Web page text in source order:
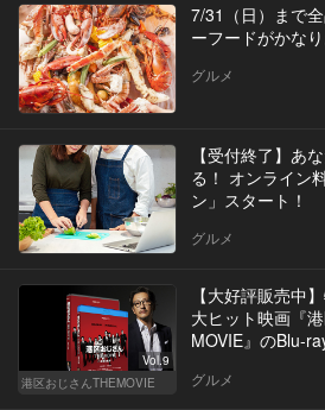
7/31（日）まで
ーフードがかなり
グルメ
【受付終了】あ
る！ オンライン
ン」スタート！
グルメ
Vol.9
港区おじさんTHEMOVIE
【大好評販売中
大ヒット映画『
MOVIE』のBlu-
グルメ